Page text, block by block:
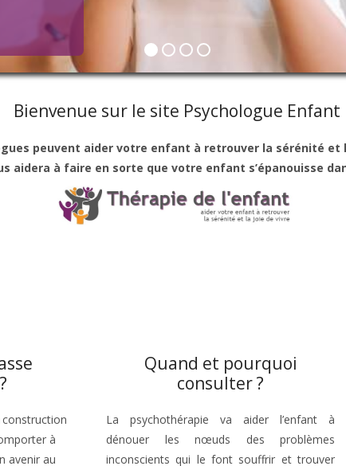
Bienvenue sur le site Psychologue Enfant
peuvent aider votre enfant à retrouver la sérénité et
aidera à faire en sorte que votre enfant s’épanouisse
Quand et pourquoi
consulter ?
construction
à
avenir au
La psychothérapie va aider l’enfant à
dénouer les nœuds des problèmes
inconscients qui le font souffrir et trouver